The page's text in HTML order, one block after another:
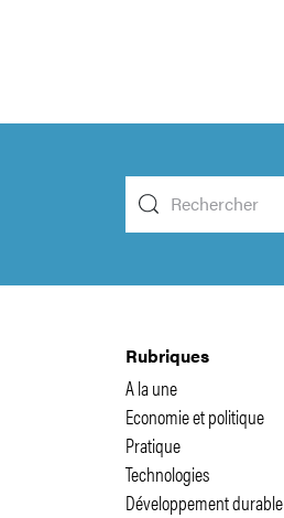
Rubriques
A la une
Economie et politique
Pratique
Technologies
Développement durable